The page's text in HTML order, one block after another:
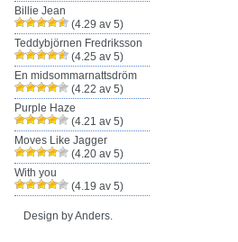
Billie Jean
(4.29 av 5)
Teddybjörnen Fredriksson
(4.25 av 5)
En midsommarnattsdröm
(4.22 av 5)
Purple Haze
(4.21 av 5)
Moves Like Jagger
(4.20 av 5)
With you
(4.19 av 5)
Design by Anders.